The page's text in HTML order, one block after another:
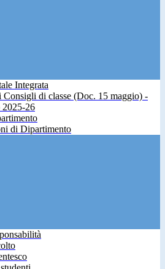
Integrata
Consigli di classe (Doc. 15 maggio) -
2025-26
di Dipartimento